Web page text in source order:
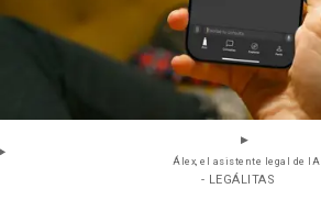
Álex, el asistente legal de IA
- LEGÁLITAS